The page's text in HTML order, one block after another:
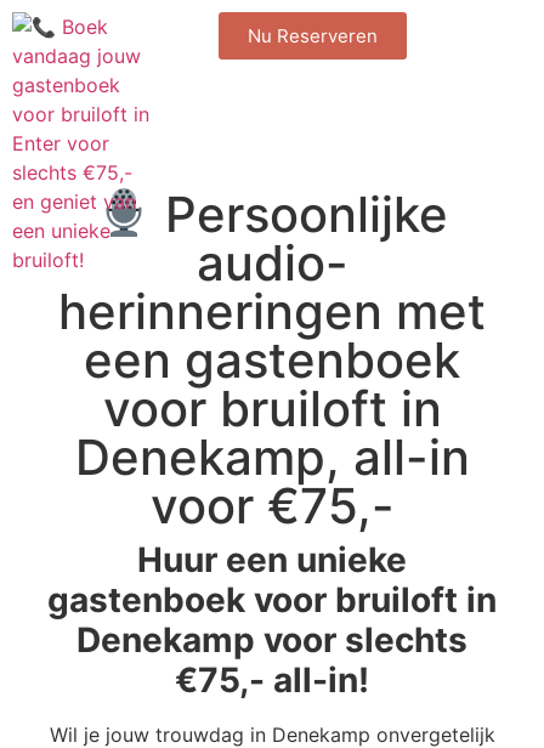
Nu Reserveren
Persoonlijke
audio-
herinneringen met
een gastenboek
voor bruiloft in
Denekamp, all-in
voor €75,-
Huur een unieke
gastenboek voor bruiloft in
Denekamp voor slechts
€75,- all-in!
Wil je jouw trouwdag in Denekamp onvergetelijk